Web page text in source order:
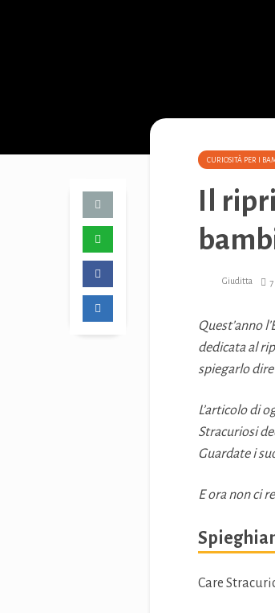
CURIOSITÀ PER I
Il
Giuditta 7
Quest’anno
dedicata al
spiegarlo
L’articolo di
Stracuriosi
Guardate i
E ora non ci
Care